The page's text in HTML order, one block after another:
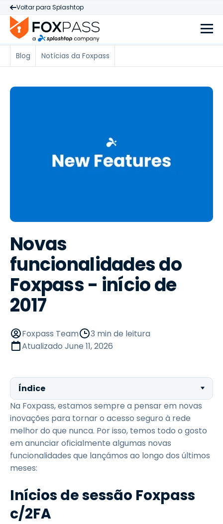
Voltar para Splashtop
Blog Notícias da Foxpass
Novas
funcionalidades do
Foxpass - início de
2017
Foxpass Team
3 min de leitura
Atualizado June 11, 2026
Índice
Na Foxpass, estamos sempre a pensar em novas
inovações para tornar o acesso seguro à rede
melhor do que nunca. Por isso, temos todo o gosto
em anunciar oficialmente algumas novas
funcionalidades que lançámos ao longo dos últimos
meses:
Inícios de sessão Foxpass
c/2FA